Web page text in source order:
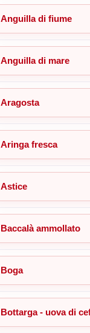
Anguilla di fiume
Anguilla di mare
Aragosta
Aringa fresca
Astice
Baccalà ammollato
Boga
Bottarga - uova di